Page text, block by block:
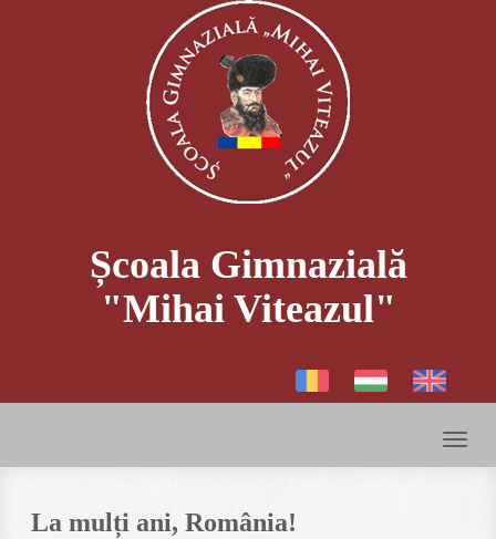
Școala Gimnazială
"Mihai Viteazul"
Toggle
La mulți ani, România!